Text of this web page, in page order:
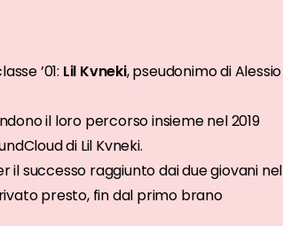
’01: Lil Kvneki, pseudonimo di Alessio
il loro percorso insieme nel 2019
di Lil Kvneki.
successo raggiunto dai due giovani nel
presto, fin dal primo brano